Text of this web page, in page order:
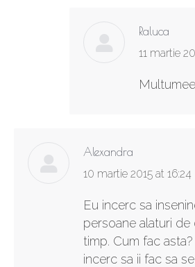
Raluca
says:
11 martie
Alexandra
says:
10 martie 2015 at 16:24
Eu incerc sa
persoane alaturi
timp. Cum fac
incerc sa ii fac sa